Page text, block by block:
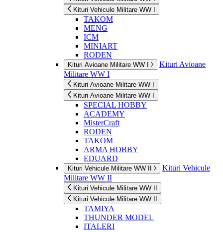
Kituri Vehicule Militare WW I
TAKOM
MENG
ICM
MINIART
RODEN
Kituri Avioane Militare WW I
Kituri Avioane
Militare WW I
Kituri Avioane Militare WW I
Kituri Avioane Militare WW I
SPECIAL HOBBY
ACADEMY
MisterCraft
RODEN
TAKOM
ARMA HOBBY
EDUARD
Kituri Vehicule Militare WW II
Kituri Vehicule
Militare WW II
Kituri Vehicule Militare WW II
Kituri Vehicule Militare WW II
TAMIYA
THUNDER MODEL
ITALERI